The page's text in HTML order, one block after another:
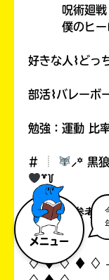
メニュー
呪術廻戦 →
僕のヒーロ
好きな人⌇どっ
部活⌇バレーボ
勉強：運動
# ︎┊︎
⸝꙳ 黒
꒷꒦
の雰囲気参考
♢ ♦︎ ♢ ♦︎ ♢ 𓐄